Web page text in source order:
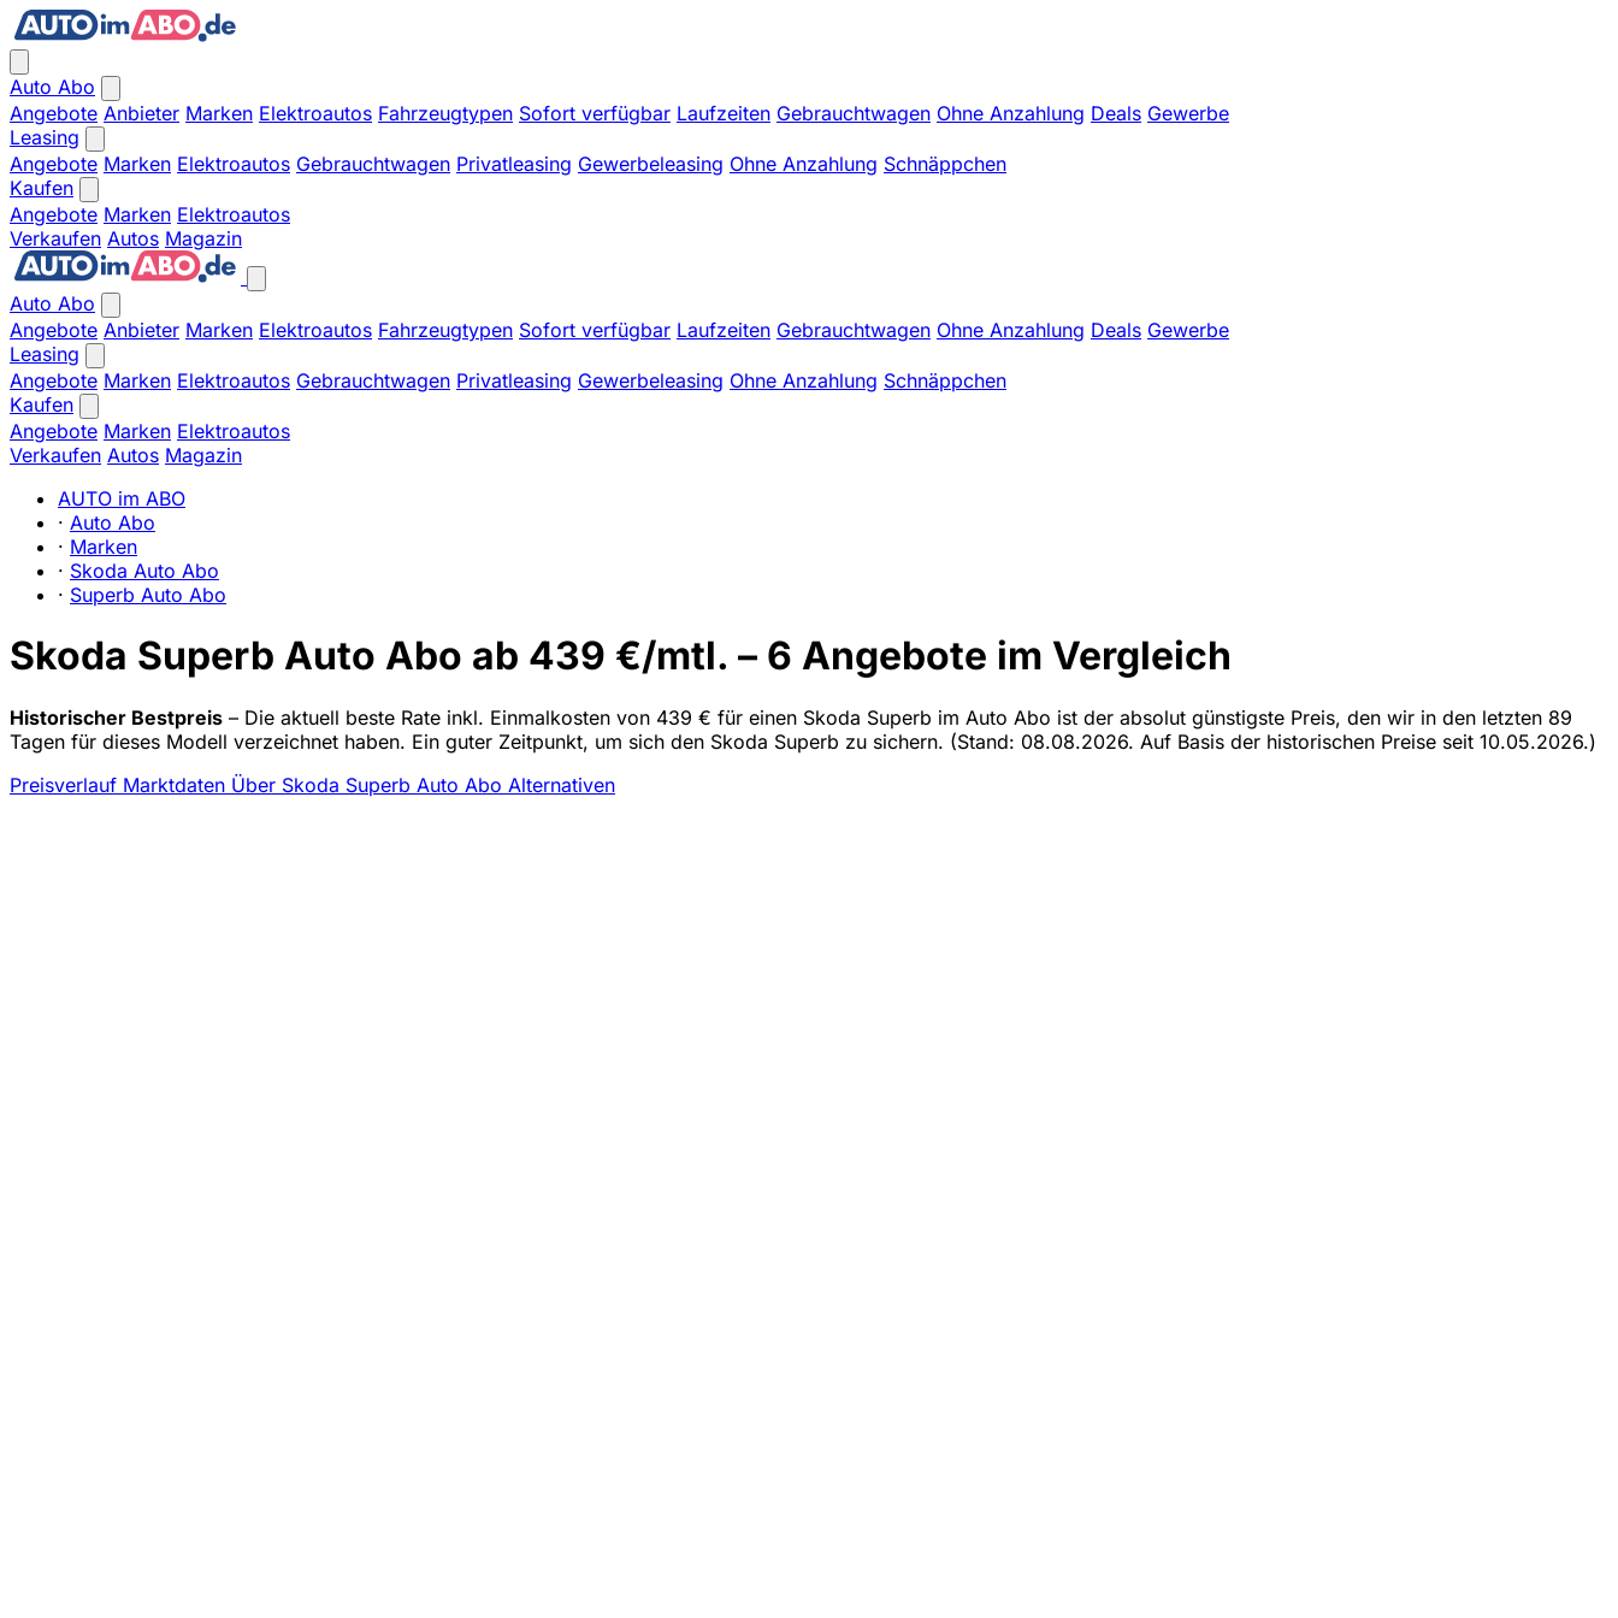
Auto Abo
Angebote Anbieter Marken Elektroautos Fahrzeugtypen Sofort verfügbar Laufzeiten Gebrauchtwagen Ohne Anzahlung Deals Gewerbe
Leasing
Angebote Marken Elektroautos Gebrauchtwagen Privatleasing Gewerbeleasing Ohne Anzahlung Schnäppchen
Kaufen
Angebote Marken Elektroautos
Verkaufen Autos Magazin
Auto Abo
Angebote Anbieter Marken Elektroautos Fahrzeugtypen Sofort verfügbar Laufzeiten Gebrauchtwagen Ohne Anzahlung Deals Gewerbe
Leasing
Angebote Marken Elektroautos Gebrauchtwagen Privatleasing Gewerbeleasing Ohne Anzahlung Schnäppchen
Kaufen
Angebote Marken Elektroautos
Verkaufen Autos Magazin
AUTO im ABO
· Auto Abo
· Marken
· Skoda Auto Abo
· Superb Auto Abo
Skoda Superb Auto Abo ab 439 €/mtl. – 6 Angebote im Vergleich
Historischer Bestpreis – Die aktuell beste Rate inkl. Einmalkosten von 439 € für einen Skoda Superb im Auto Abo ist der absolut günstigste Preis, den wir in den letzten 89
Tagen für dieses Modell verzeichnet haben. Ein guter Zeitpunkt, um sich den Skoda Superb zu sichern. (Stand: 08.08.2026. Auf Basis der historischen Preise seit 10.05.2026.)
Preisverlauf Marktdaten Über Skoda Superb Auto Abo Alternativen